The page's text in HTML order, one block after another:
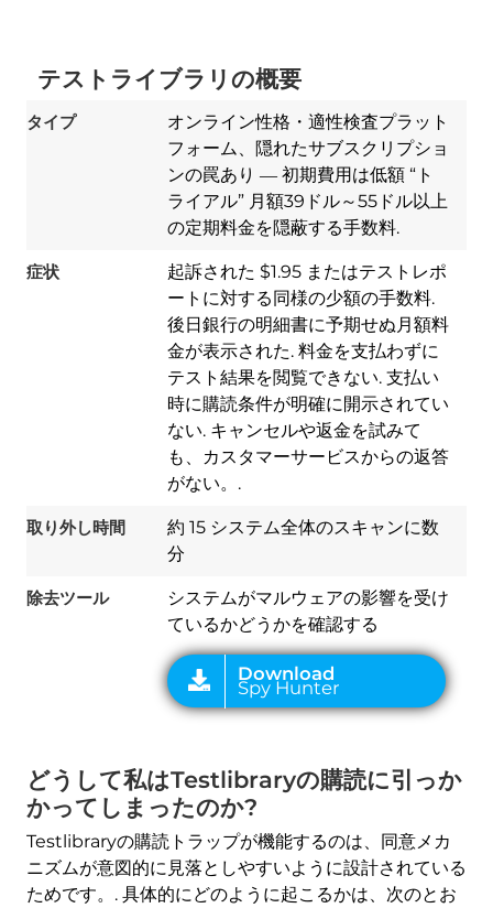
テストライブラリの概要
タイプ
オンライン性格・適性検査プラット
フォーム、隠れたサブスクリプショ
ンの罠あり ― 初期費用は低額 “ト
ライアル” 月額39ドル～55ドル以上
の定期料金を隠蔽する手数料.
症状
起訴された $1.95 またはテストレポ
ートに対する同様の少額の手数料.
後日銀行の明細書に予期せぬ月額料
金が表示された. 料金を支払わずに
テスト結果を閲覧できない. 支払い
時に購読条件が明確に開示されてい
ない. キャンセルや返金を試みて
も、カスタマーサービスからの返答
がない。.
取り外し時間
約 15 システム全体のスキャンに数
分
除去ツール
システムがマルウェアの影響を受け
ているかどうかを確認する
Download
Spy Hunter
どうして私はTestlibraryの購読に引っか
かってしまったのか?
Testlibraryの購読トラップが機能するのは、同意メカ
ニズムが意図的に見落としやすいように設計されている
ためです。. 具体的にどのように起こるかは、次のとお